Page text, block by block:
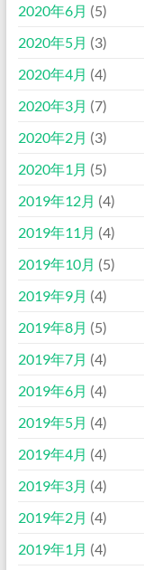
2020年6月 (5)
2020年5月 (3)
2020年4月 (4)
2020年3月 (7)
2020年2月 (3)
2020年1月 (5)
2019年12月 (4)
2019年11月 (4)
2019年10月 (5)
2019年9月 (4)
2019年8月 (5)
2019年7月 (4)
2019年6月 (4)
2019年5月 (4)
2019年4月 (4)
2019年3月 (4)
2019年2月 (4)
2019年1月 (4)